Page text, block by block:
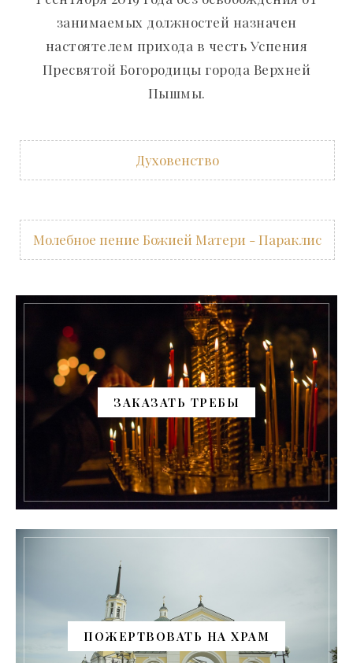
занимаемых должностей назначен
настоятелем прихода в честь Успения
Пресвятой Богородицы города Верхней
Пышмы.
Духовенство
Молебное пение Божией Матери - Параклис
ЗАКАЗАТЬ ТРЕБЫ
ПОЖЕРТВОВАТЬ НА ХРАМ